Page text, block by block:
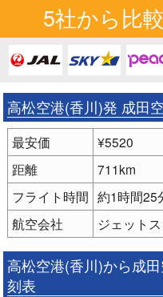
5社から比
高松空港(香川)発 成田
最安価
¥5520
距離
711km
フライト時間 約1時間25
航空会社
ジェット
高松空港(香川)から成
刻表